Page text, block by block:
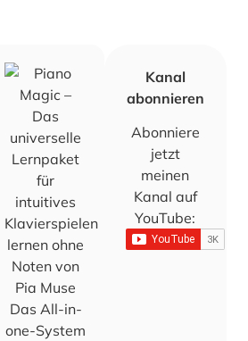
Das All-in-
one-System
Kanal
abonnieren
Abonniere
jetzt
meinen
Kanal auf
YouTube: